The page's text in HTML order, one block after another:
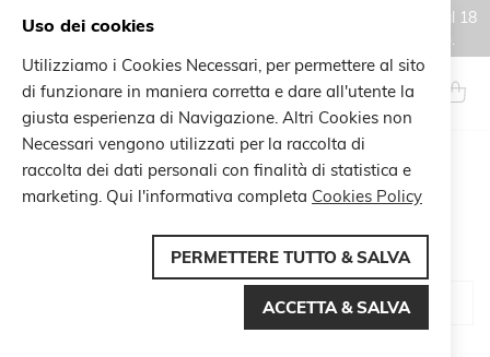
Gli ordini effettuati durante il periodo di chiusura estiva, dal 6 al 18
agosto, saranno processati e spediti a partire dal 19 agosto.
Salta
al
contenuto
Search
CUSTOMER LOGIN
Uso dei cookies
Utilizziamo i Cookies Necessari, per permettere al sito
di funzionare in maniera corretta e dare all'utente la
giusta esperienza di Navigazione. Altri Cookies non
Necessari vengono utilizzati per la raccolta di
raccolta dei dati personali con finalità di statistica e
marketing. Qui l'informativa completa Cookies Policy
PERMETTERE TUTTO & SALVA
ACCETTA & SALVA